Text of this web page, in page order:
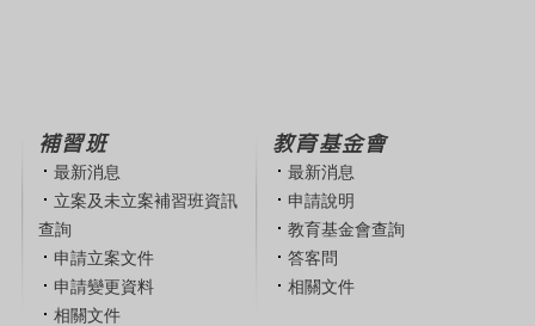
補習班
最新消息
立案及未立案補習班資訊
查詢
申請立案文件
申請變更資料
相關文件
教育基金會
最新消息
申請說明
教育基金會查詢
答客問
相關文件